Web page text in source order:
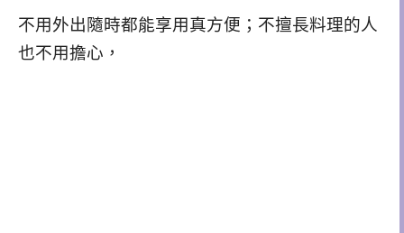
不用外出隨時都能享用真方便； 不擅長料理的人
也不用擔心，